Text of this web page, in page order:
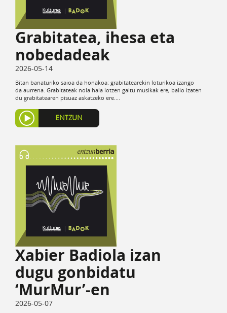
Grabitatea, ihesa eta
nobedadeak
2026-05-14
Bitan banaturiko saioa da honakoa: grabitatearekin loturikoa izango
da aurrena. Grabitateak nola hala lotzen gaitu musikak ere, balio izaten
du grabitatearen pisuaz askatzeko ere....
ENTZUN
Xabier Badiola izan
dugu gonbidatu
‘MurMur’-en
2026-05-07